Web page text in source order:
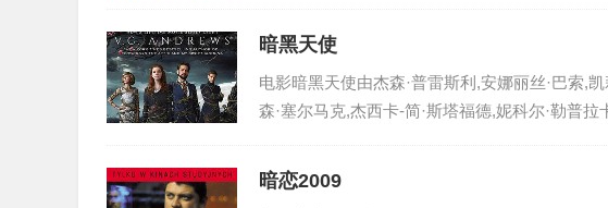
暗黑天使
电影暗黑天使由杰森·普雷斯利,安娜丽丝·巴索,
森·塞尔马克,杰西卡-简·斯塔福德,妮科尔·勒普
暗恋2009